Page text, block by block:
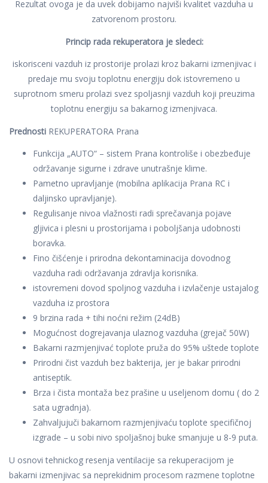
Rezultat ovoga je da uvek dobijamo najviši kvalitet vazduha u
zatvorenom prostoru.
Princip rada rekuperatora je sledeci:
iskorisceni vazduh iz prostorije prolazi kroz bakarni izmenjivac i
predaje mu svoju toplotnu energiju dok istovremeno u
suprotnom smeru prolazi svez spoljasnji vazduh koji preuzima
toplotnu energiju sa bakarnog izmenjivaca.
Prednosti REKUPERATORA Prana
Funkcija „AUTO“ – sistem Prana kontroliše i obezbeđuje
održavanje sigurne i zdrave unutrašnje klime.
Pametno upravljanje (mobilna aplikacija Prana RC i
daljinsko upravljanje).
Regulisanje nivoa vlažnosti radi sprečavanja pojave
gljivica i plesni u prostorijama i poboljšanja udobnosti
boravka.
Fino čišćenje i prirodna dekontaminacija dovodnog
vazduha radi održavanja zdravlja korisnika.
istovremeni dovod spoljnog vazduha i izvlačenje ustajalog
vazduha iz prostora
9 brzina rada + tihi noćni režim (24dB)
Mogućnost dogrejavanja ulaznog vazduha (grejač 50W)
Bakarni razmjenjivać toplote pruža do 95% uštede toplote
Prirodni čist vazduh bez bakterija, jer je bakar prirodni
antiseptik.
Brza i čista montaža bez prašine u useljenom domu ( do 2
sata ugradnja).
Zahvaljujuči bakarnom razmjenjivaću toplote specifičnoj
izgrade – u sobi nivo spoljašnoj buke smanjuje u 8-9 puta.
U osnovi tehnickog resenja ventilacije sa rekuperacijom je
bakarni izmenjivac sa neprekidnim procesom razmene toplotne